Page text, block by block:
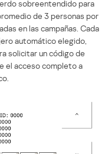
sobreentendido para
de 3 personas por
en las campañas. Cada
automático elegido,
solicitar un código de
el acceso completo a